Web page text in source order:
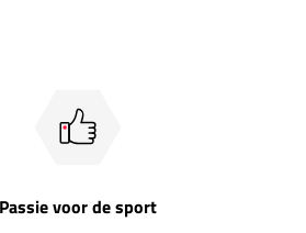
Passie voor de sport